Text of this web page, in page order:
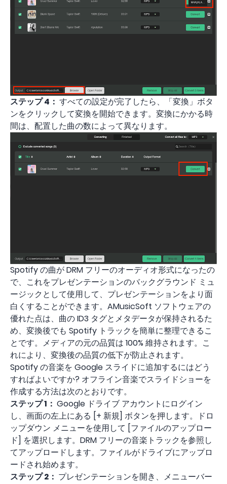
ステップ 4： すべての設定が完了したら、「変換」ボタ
ンをクリックして変換を開始できます。変換にかかる時
間は、配置した曲の数によって異なります。
Spotify の曲が DRM フリーのオーディオ形式になったの
で、これをプレゼンテーションのバックグラウンド ミュ
ージックとして使用して、プレゼンテーションをより面
白くすることができます。AMusicSoft ソフトウェアの
優れた点は、曲の ID3 タグとメタデータが保持されるた
め、変換後でも Spotify トラックを簡単に整理できるこ
とです。メディアの元の品質は 100% 維持されます。こ
れにより、変換後の品質の低下が防止されます。
Spotify の音楽を Google スライドに追加するにはどう
すればよいですか? オフライン音楽でスライドショーを
作成する方法は次のとおりです。
ステップ 1： Google ドライブ アカウントにログイン
し、画面の左上にある [+ 新規] ボタンを押します。ドロ
ップダウン メニューを使用して [ファイルのアップロー
ド] を選択します。DRM フリーの音楽トラックを参照し
てアップロードします。ファイルがドライブにアップロ
ードされ始めます。
ステップ 2： プレゼンテーションを開き、メニューバー